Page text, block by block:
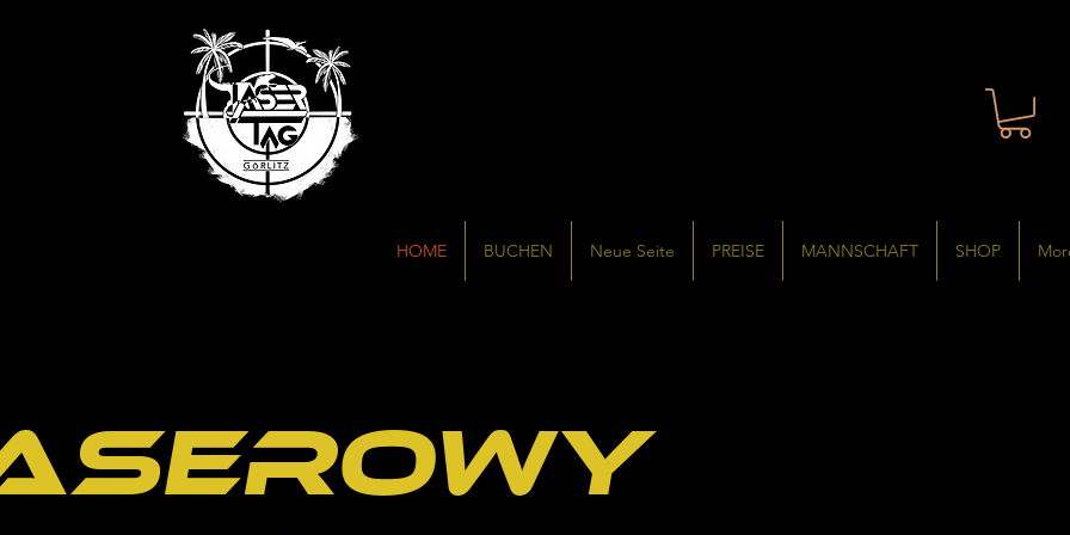
HOME BUCHEN Neue Seite PREISE MANNSCHAFT SHOP